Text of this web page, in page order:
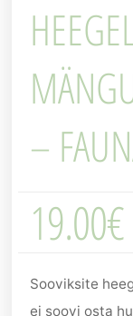
–
19.00€
Sooviksite
ei soovi osta